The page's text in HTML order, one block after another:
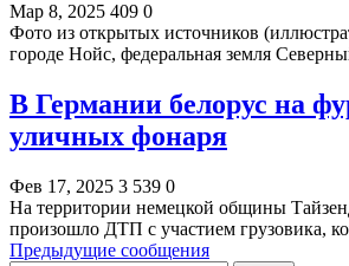
Мар 8, 2025 409 0
Фото из открытых источников
городе Нойс, федеральная земля
В Германии белорус на
уличных фонаря
Фев 17, 2025 3 539 0
На территории немецкой общины
произошло ДТП с участием грузовика,
Предыдущие сообщения